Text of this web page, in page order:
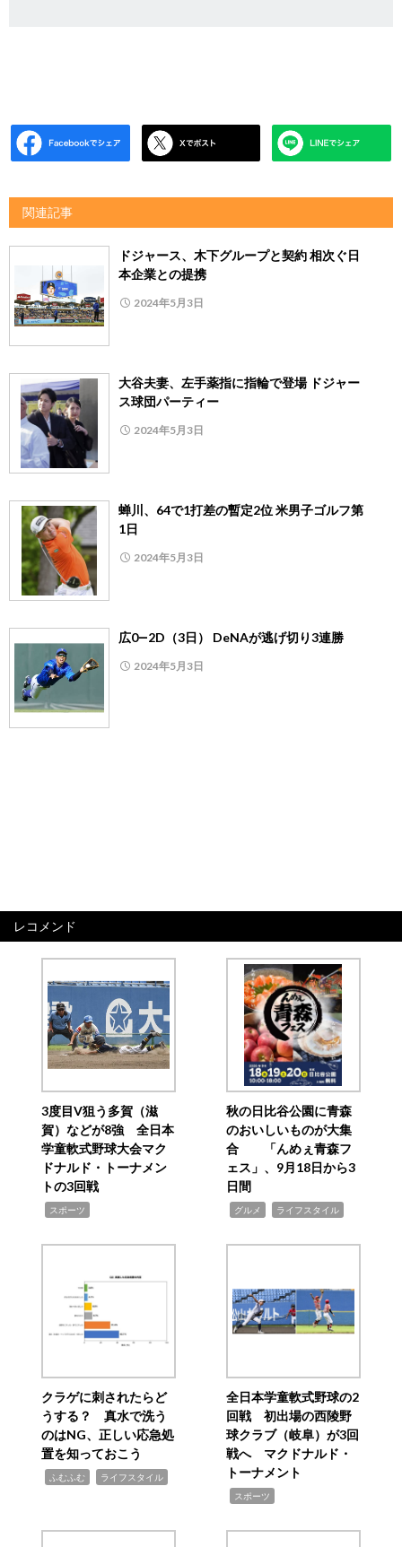
関連記事
ドジャース、木下グループと契約 相次ぐ日
本企業との提携
2024年5月3日
大谷夫妻、左手薬指に指輪で登場 ドジャー
ス球団パーティー
2024年5月3日
蝉川、64で1打差の暫定2位 米男子ゴルフ第
1日
2024年5月3日
広0―2D（3日） DeNAが逃げ切り3連勝
2024年5月3日
レコメンド
3度目V狙う多賀（滋
賀）などが8強 全日本
学童軟式野球大会マク
ドナルド・トーナメン
トの3回戦
スポーツ
秋の日比谷公園に青森
のおいしいものが大集
合 「んめぇ青森フ
ェス」、9月18日から3
日間
グルメ ライフスタイル
クラゲに刺されたらど
うする？ 真水で洗う
のはNG、正しい応急処
置を知っておこう
ふむふむ ライフスタイル
全日本学童軟式野球の2
回戦 初出場の西陵野
球クラブ（岐阜）が3回
戦へ マクドナルド・
トーナメント
スポーツ